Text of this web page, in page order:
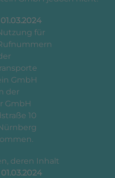
01.03.2024
für
GmbH
der
GmbH
10
deren Inhalt